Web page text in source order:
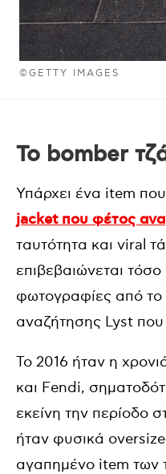
©GETTY IMAGES
Το bomber
Υπάρχει ένα item
jacket που φέτος
ταυτότητα και viral
επιβεβαιώνεται
φωτογραφίες από το
αναζήτησης Lyst που
Το 2016 ήταν η
και Fendi,
εκείνη την περίοδο
ήταν φυσικά
αγαπημένο item των